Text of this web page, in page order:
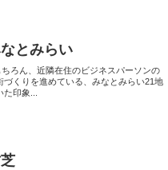
とみらい
ろん、近隣在住のビジネスパーソンの
くりを進めている、みなとみらい21地
印象...